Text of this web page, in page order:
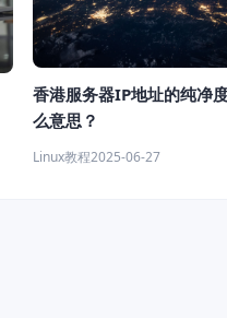
香港服务器IP地址的纯净
么意思？
Linux教程2025-06-27